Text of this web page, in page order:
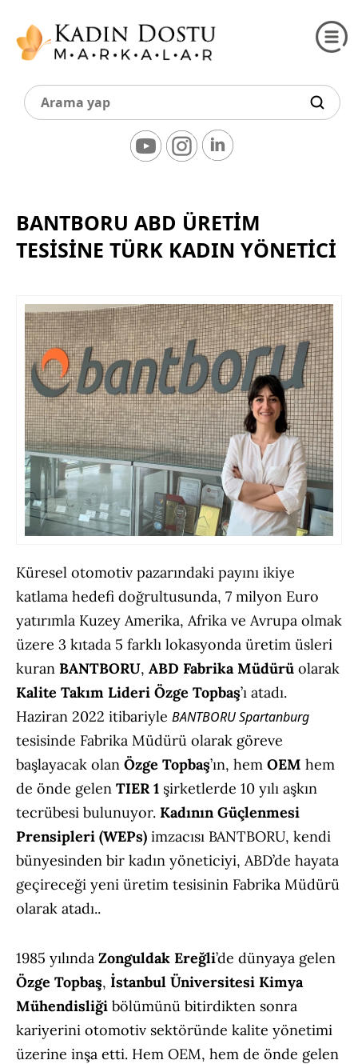
BANTBORU ABD ÜRETİM
TESİSİNE TÜRK KADIN YÖNETİCİ
Küresel otomotiv pazarındaki payını ikiye
katlama hedefi doğrultusunda, 7 milyon Euro
yatırımla Kuzey Amerika, Afrika ve Avrupa olmak
üzere 3 kıtada 5 farklı lokasyonda üretim üsleri
kuran BANTBORU, ABD Fabrika Müdürü olarak
Kalite Takım Lideri Özge Topbaş’ı atadı.
Haziran 2022 itibariyle BANTBORU Spartanburg
tesisinde Fabrika Müdürü olarak göreve
başlayacak olan Özge Topbaş’ın, hem OEM hem
de önde gelen TIER 1 şirketlerde 10 yılı aşkın
tecrübesi bulunuyor. Kadının Güçlenmesi
Prensipleri (WEPs) imzacısı BANTBORU, kendi
bünyesinden bir kadın yöneticiyi, ABD’de hayata
geçireceği yeni üretim tesisinin Fabrika Müdürü
olarak atadı..
1985 yılında Zonguldak Ereğli’de dünyaya gelen
Özge Topbaş, İstanbul Üniversitesi Kimya
Mühendisliği bölümünü bitirdikten sonra
kariyerini otomotiv sektöründe kalite yönetimi
üzerine inşa etti. Hem OEM, hem de önde gelen